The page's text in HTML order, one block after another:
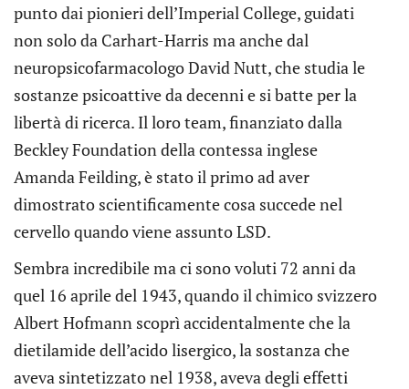
punto dai pionieri dell’Imperial College, guidati
non solo da Carhart-Harris ma anche dal
neuropsicofarmacologo David Nutt, che studia le
sostanze psicoattive da decenni e si batte per la
libertà di ricerca. Il loro team, finanziato dalla
Beckley Foundation della contessa inglese
Amanda Feilding, è stato il primo ad aver
dimostrato scientificamente cosa succede nel
cervello quando viene assunto LSD.
Sembra incredibile ma ci sono voluti 72 anni da
quel 16 aprile del 1943, quando il chimico svizzero
Albert Hofmann scoprì accidentalmente che la
dietilamide dell’acido lisergico, la sostanza che
aveva sintetizzato nel 1938, aveva degli effetti